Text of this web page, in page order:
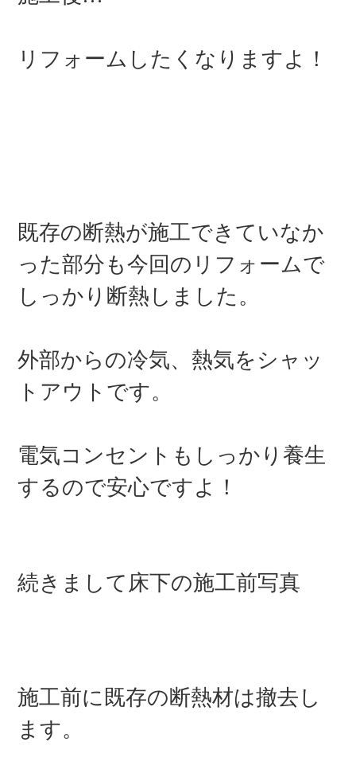
リフォームしたくなりますよ！
既存の断熱が施工できていなか
った部分も今回のリフォームで
しっかり断熱しました。
外部からの冷気、熱気をシャッ
トアウトです。
電気コンセントもしっかり養生
するので安心ですよ！
続きまして床下の施工前写真
施工前に既存の断熱材は撤去し
ます。